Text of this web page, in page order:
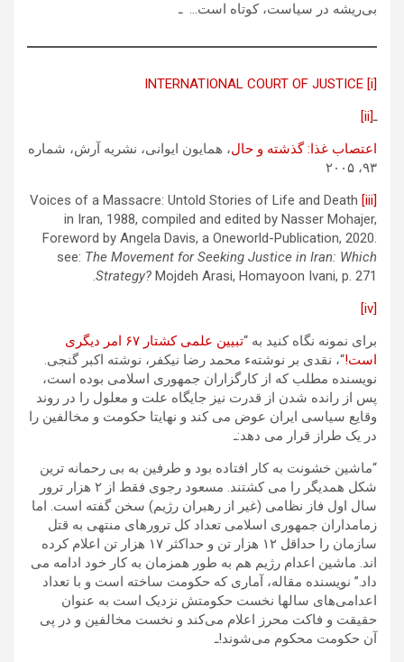
بی‌ریشه در سیاست، کوتاه است… ـ
[i]
INTERNATIONAL COURT OF JUSTICE
ـ[ii]
اعتصاب غذا: گذشته و حال، همایون ايوانی، نشریه آرش، شماره
۹۳، ۲۰۰۵
[iii]
Voices of a Massacre: Untold Stories of Life and Death
in Iran, 1988, compiled and edited by Nasser Mohajer,
Foreword by Angela Davis, a Oneworld-Publication, 2020.
see: The Movement for Seeking Justice in Iran: Which
Strategy? Mojdeh Arasi, Homayoon Ivani, p. 271.
[iv]
برای نمونه نگاه کنید به “
تبیین علمی کشتار ۶۷ امر دیگری
است!“، نقدی بر نوشتهء محمد رضا نیکفر، نوشته اکبر گنجی.
نویسنده مطلب که از کارگزاران جمهوری اسلامی بوده است،
پس از رانده شدن از قدرت نیز جایگاه علت و معلول را در روند
وقایع سیاسی ایران عوض می کند و نهایتا حکومت و مخالفین را
در یک طراز قرار می دهد:ـ
“ماشین خشونت به کار افتاده بود و طرفین به بی رحمانه ترین
شکل همدیگر را می کشتند. مسعود رجوی فقط از ۲ هزار ترور
سال اول فاز نظامی (غیر از رهبران رژیم) سخن گفته است. اما
زمامداران جمهوری اسلامی تعداد کل ترورهای منتهی به قتل
سازمان را حداقل ۱۲ هزار تن و حداکثر ۱۷ هزار تن اعلام کرده
اند. ماشین اعدام رژیم هم به طور همزمان به کار خود ادامه می
داد.” نویسنده مقاله، آماری که حکومت ساخته است و با تعداد
اعدامی‌های سالها نخست حکومتش نزدیک است به عنوان
حقیقت و فاکت محرز اعلام می‌کند و نخست مخالفین و در پی
آن حکومت محکوم می‌شوند!ـ